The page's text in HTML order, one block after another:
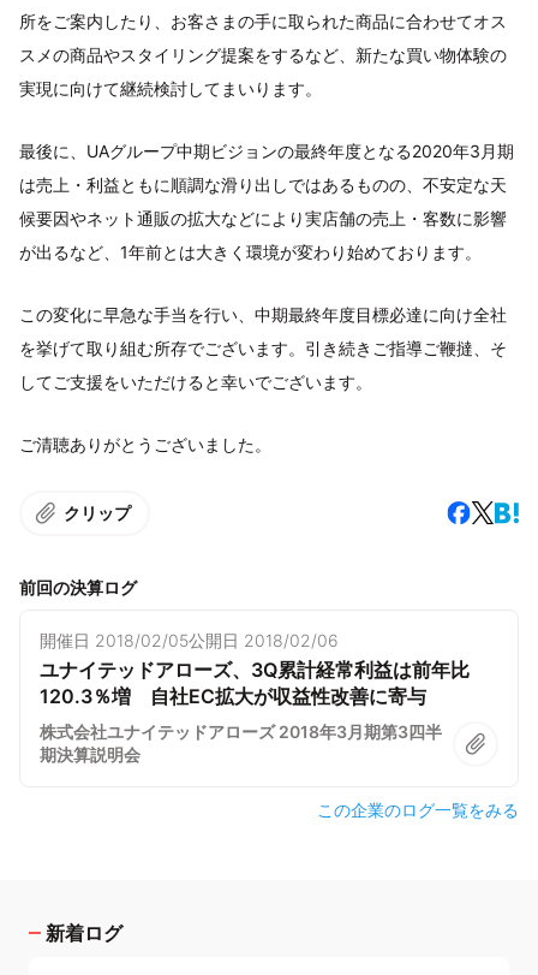
所をご案内したり、お客さまの手に取られた商品に合わせてオス
スメの商品やスタイリング提案をするなど、新たな買い物体験の
実現に向けて継続検討してまいります。
最後に、UAグループ中期ビジョンの最終年度となる2020年3月期
は売上・利益ともに順調な滑り出しではあるものの、不安定な天
候要因やネット通販の拡大などにより実店舗の売上・客数に影響
が出るなど、1年前とは大きく環境が変わり始めております。
この変化に早急な手当を行い、中期最終年度目標必達に向け全社
を挙げて取り組む所存でございます。引き続きご指導ご鞭撻、そ
してご支援をいただけると幸いでございます。
ご清聴ありがとうございました。
クリップ
前回の決算ログ
開催日 2018/02/05公開日 2018/02/06
ユナイテッドアローズ、3Q累計経常利益は前年比
120.3％増 自社EC拡大が収益性改善に寄与
株式会社ユナイテッドアローズ 2018年3月期第3四半
期決算説明会
この企業のログ一覧をみる
新着ログ